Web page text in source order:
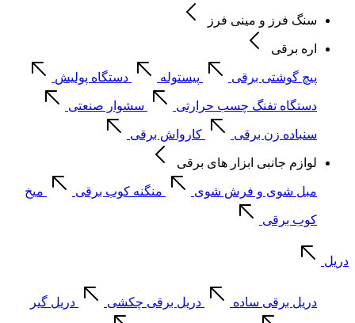
سنگ فرز و مینی فرز
اره برقی
پیچ گوشتی برقی پیستوله دستگاه پولیش
دستگاه تفنگ چسب حرارتی سشوار صنعتی
سنباده زن برقی کارواش برقی
لوازم جانبی ابزار های برقی
مبل شوی و فرش شوی منگنه کوب برقی میخ
کوب برقی
دریل
دریل برقی ساده دریل برقی چکشی دریل گیر